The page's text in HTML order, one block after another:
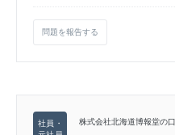
問題を報告する
株式会社北海道博報堂の